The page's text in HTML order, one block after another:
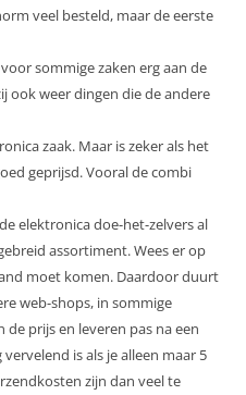
veel besteld, maar de eerste
sommige zaken erg aan de
ook weer dingen die de andere
zaak. Maar is zeker als het
geprijsd. Vooral de combi
elektronica doe-het-zelvers al
assortiment. Wees er op
moet komen. Daardoor duurt
web-shops, in sommige
de prijs en leveren pas na een
is als je alleen maar 5
zijn dan veel te